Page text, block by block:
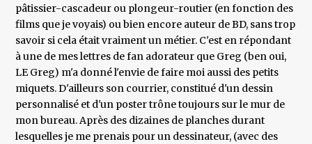
pâtissier-cascadeur ou plongeur-routier (en fonction des
films que je voyais) ou bien encore auteur de BD, sans trop
savoir si cela était vraiment un métier. C'est en répondant
à une de mes lettres de fan adorateur que Greg (ben oui,
LE Greg) m'a donné l'envie de faire moi aussi des petits
miquets. D'ailleurs son courrier, constitué d'un dessin
personnalisé et d'un poster trône toujours sur le mur de
mon bureau. Après des dizaines de planches durant
lesquelles je me prenais pour un dessinateur, (avec des